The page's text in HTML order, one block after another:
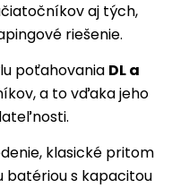
aj tých,
riešenie.
poťahovania DL a
a to vďaka jeho
klasické pritom
batériou s kapacitou